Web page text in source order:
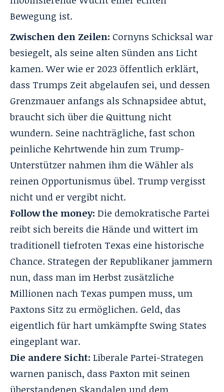
Bewegung ist.
Zwischen den Zeilen: Cornyns Schicksal war
besiegelt, als seine alten Sünden ans Licht
kamen. Wer wie er 2023 öffentlich erklärt,
dass Trumps Zeit abgelaufen sei, und dessen
Grenzmauer anfangs als Schnapsidee abtut,
braucht sich über die Quittung nicht
wundern. Seine nachträgliche, fast schon
peinliche Kehrtwende hin zum Trump-
Unterstützer nahmen ihm die Wähler als
reinen Opportunismus übel. Trump vergisst
nicht und er vergibt nicht.
Follow the money: Die demokratische Partei
reibt sich bereits die Hände und wittert im
traditionell tiefroten Texas eine historische
Chance. Strategen der Republikaner jammern
nun, dass man im Herbst zusätzliche
Millionen nach Texas pumpen muss, um
Paxtons Sitz zu ermöglichen. Geld, das
eigentlich für hart umkämpfte Swing States
eingeplant war.
Die andere Sicht: Liberale Partei-Strategen
warnen panisch, dass Paxton mit seinen